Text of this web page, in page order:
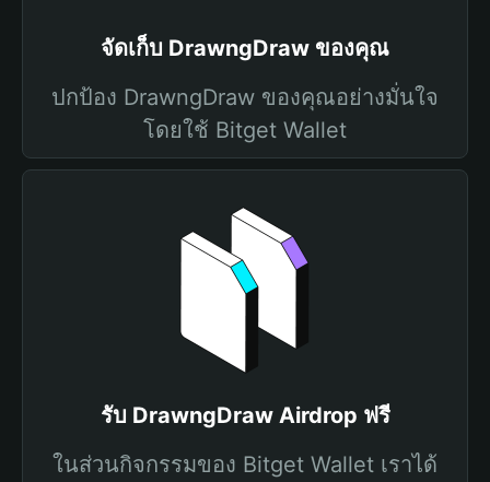
จัดเก็บ DrawngDraw ของคุณ
ปกป้อง DrawngDraw ของคุณอย่างมั่นใจ
โดยใช้ Bitget Wallet
รับ DrawngDraw Airdrop ฟรี
ในส่วนกิจกรรมของ Bitget Wallet เราได้